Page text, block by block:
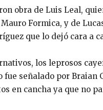
obra de Luis Leal,
Formica, y de
que lo dejó cara a
los leprosos
fue señalado por Braian
en cancha ya que no